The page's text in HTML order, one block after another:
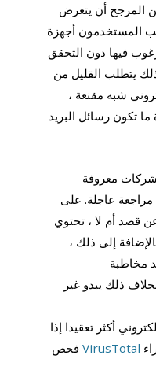
المرجح أن يتعرض
المستخدمون أجهزة
فيها دون التحقق
ذلك يتطلب القليل من
شبه مقنعة ،
تكون رسائل البريد
معروفة
مراجعة عاجلة. على
قصد أم لا ، تحتوي
إلى ذلك ،
مخاطبة
ذلك يبدو غير
أكثر تعقيدا إذا
VirusTotal فحص